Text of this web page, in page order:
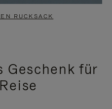
RUCKSACK
Geschenk für